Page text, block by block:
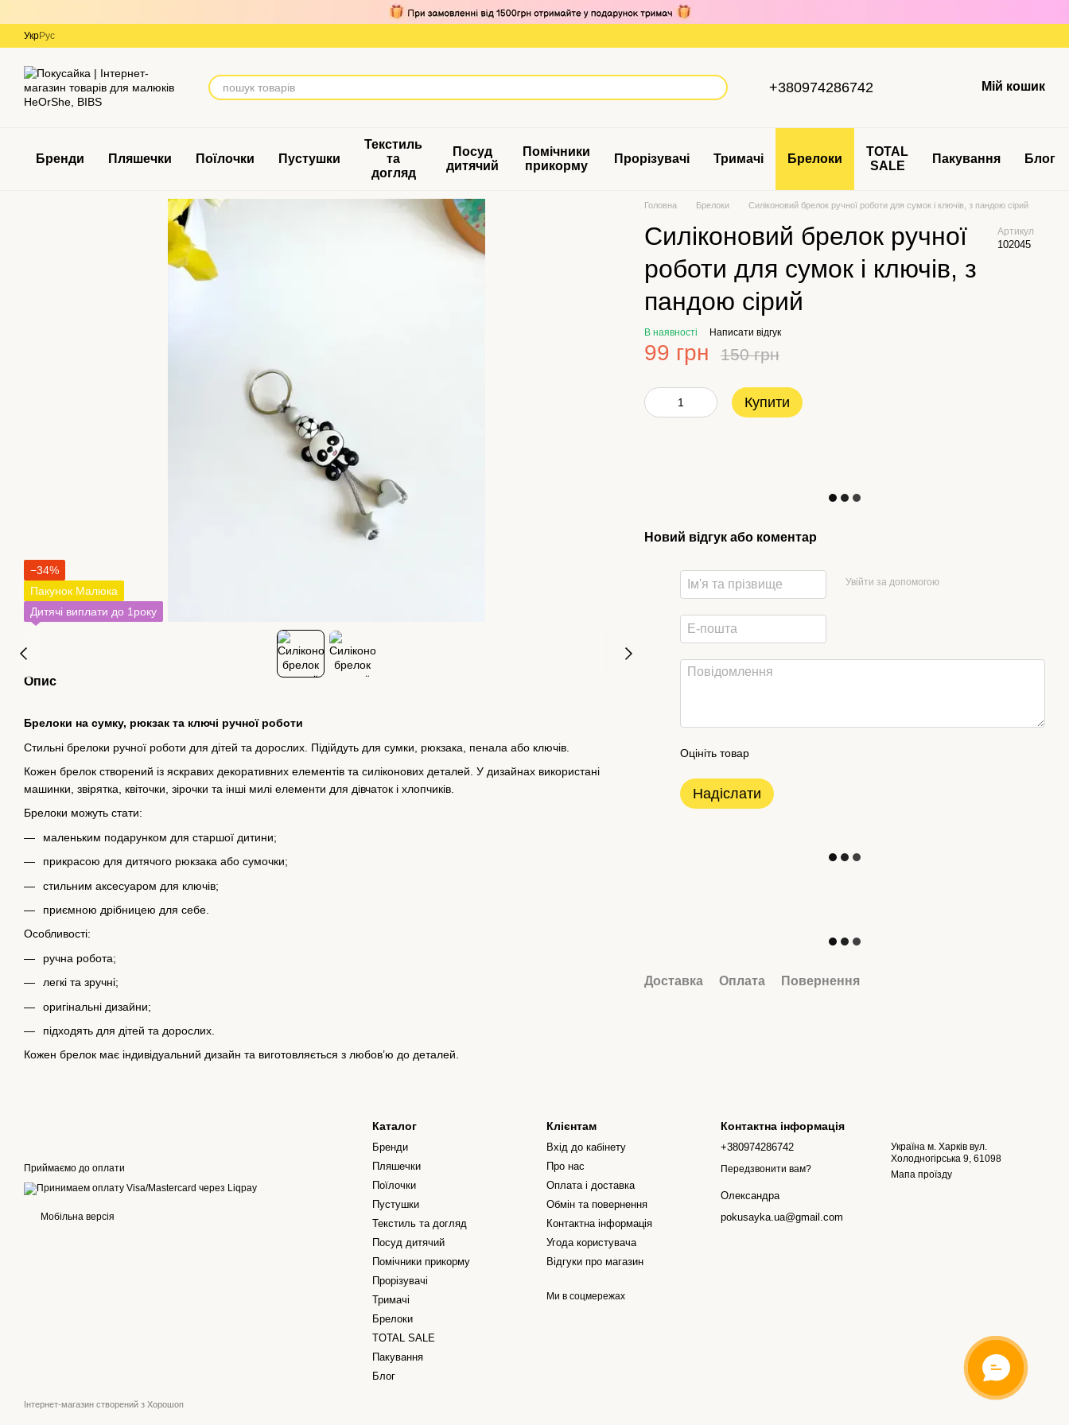
УкрРус
+380974286742 Мій кошик
Бренди Пляшечки Поїлочки Пустушки
Текстиль
та
догляд
Посуд
дитячий
Помічники
прикорму
Прорізувачі Тримачі Брелоки
TOTAL
SALE
Пакування Блог
−34%
Пакунок Малюка
Дитячі виплати до 1року
Опис
Брелоки на сумку, рюкзак та ключі ручної роботи
Стильні брелоки ручної роботи для дітей та дорослих. Підійдуть для сумки, рюкзака, пенала або ключів.
Кожен брелок створений із яскравих декоративних елементів та силіконових деталей. У дизайнах використані
машинки, звірятка, квіточки, зірочки та інші милі елементи для дівчаток і хлопчиків.
Брелоки можуть стати:
маленьким подарунком для старшої дитини;
прикрасою для дитячого рюкзака або сумочки;
стильним аксесуаром для ключів;
приємною дрібницею для себе.
Особливості:
ручна робота;
легкі та зручні;
оригінальні дизайни;
підходять для дітей та дорослих.
Кожен брелок має індивідуальний дизайн та виготовляється з любов’ю до деталей.
Головна Брелоки Силіконовий брелок ручної роботи для сумок і ключів, з пандою сірий
Силіконовий брелок ручної
роботи для сумок і ключів, з
пандою сірий
Артикул
102045
В наявності Написати відгук
99 грн 150 грн
Купити
Новий відгук або коментар
Увійти за допомогою
Оцініть товар
Надіслати
Доставка Оплата Повернення
Приймаємо до оплати
Мобільна версія
Інтернет-магазин створений з Хорошоп
Каталог
Бренди
Пляшечки
Поїлочки
Пустушки
Текстиль та догляд
Посуд дитячий
Помічники прикорму
Прорізувачі
Тримачі
Брелоки
TOTAL SALE
Пакування
Блог
Клієнтам
Вхід до кабінету
Про нас
Оплата і доставка
Обмін та повернення
Контактна інформація
Угода користувача
Відгуки про магазин
Ми в соцмережах
Контактна інформація
+380974286742
Передзвонити вам?
Олександра
pokusayka.ua@gmail.com
Україна м. Харків вул.
Холодногірська 9, 61098
Мапа проїзду
ОНЛАЙН
ЧАТ